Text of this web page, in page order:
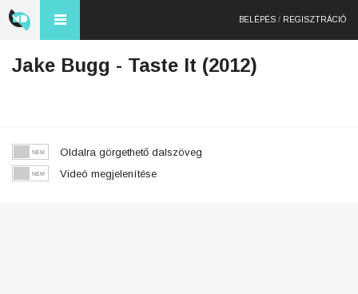
BELÉPÉS / REGISZTRÁCIÓ
Jake Bugg - Taste It (2012)
Oldalra görgethető dalszöveg
Videó megjelenítése